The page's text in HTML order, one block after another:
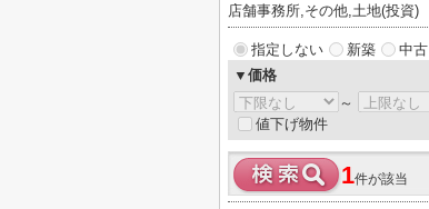
店舗事務所,その他,土地(投資)
指定しない 新築
中古
▼価格
～
値下げ物件
1件が該当